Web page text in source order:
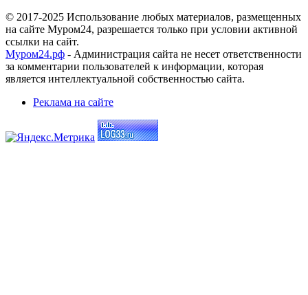
© 2017-2025 Использование любых материалов, размещенных
на сайте Муром24, разрешается только при условии активной
ссылки на сайт.
Муром24.рф - Администрация сайта не несет ответственности
за комментарии пользователей к информации, которая
является интеллектуальной собственностью сайта.
Реклама на сайте